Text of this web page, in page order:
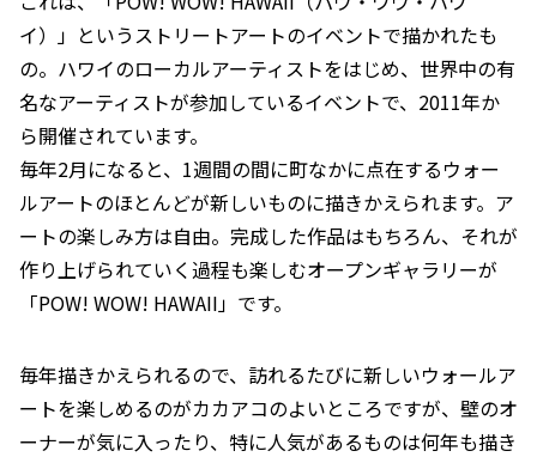
イ）」というストリートアートのイベントで描かれたも
の。ハワイのローカルアーティストをはじめ、世界中の有
名なアーティストが参加しているイベントで、2011年か
ら開催されています。
毎年2月になると、1週間の間に町なかに点在するウォー
ルアートのほとんどが新しいものに描きかえられます。ア
ートの楽しみ方は自由。完成した作品はもちろん、それが
作り上げられていく過程も楽しむオープンギャラリーが
「POW! WOW! HAWAII」です。
毎年描きかえられるので、訪れるたびに新しいウォールア
ートを楽しめるのがカカアコのよいところですが、壁のオ
ーナーが気に入ったり、特に人気があるものは何年も描き